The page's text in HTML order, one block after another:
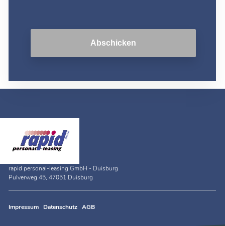
Abschicken
rapid personal-leasing GmbH - Duisburg
Pulverweg 45, 47051 Duisburg
Impressum Datenschutz AGB